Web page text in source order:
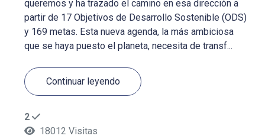
queremos y ha trazado el camino en esa dirección a
partir de 17 Objetivos de Desarrollo Sostenible (ODS)
y 169 metas. Esta nueva agenda, la más ambiciosa
que se haya puesto el planeta, necesita de transf...
Continuar leyendo
2
18012 Visitas